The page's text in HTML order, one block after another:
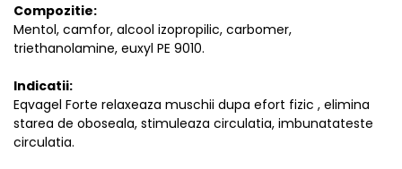
Compozitie:
Mentol, camfor, alcool izopropilic, carbomer,
triethanolamine, euxyl PE 9010.
Indicatii:
Eqvagel Forte relaxeaza muschii dupa efort fizic , elimina
starea de oboseala, stimuleaza circulatia, imbunatateste
circulatia.